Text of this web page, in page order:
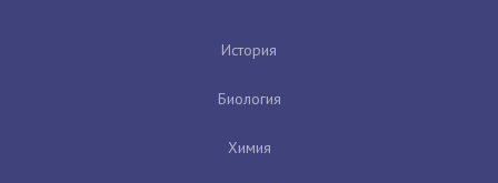
История
Биология
Химия